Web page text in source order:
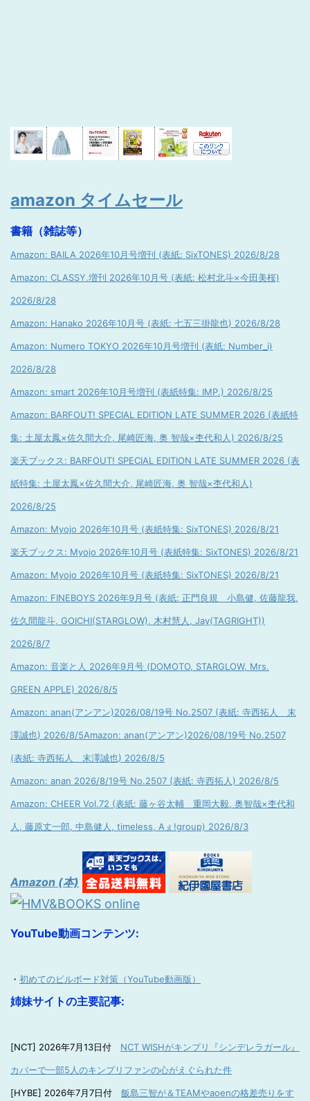
amazon タイムセール
書籍（雑誌等）
Amazon: BAILA 2026年10月号増刊 (表紙: SixTONES) 2026/8/28
Amazon: CLASSY.増刊 2026年10月号 (表紙: 松村北斗×今田美桜)
2026/8/28
Amazon: Hanako 2026年10月号 (表紙: 七五三掛龍也) 2026/8/28
Amazon: Numero TOKYO 2026年10月号増刊 (表紙: Number_i)
2026/8/28
Amazon: smart 2026年10月号増刊 (表紙特集: IMP.) 2026/8/25
Amazon: BARFOUT! SPECIAL EDITION LATE SUMMER 2026 (表紙特
集: 土屋太鳳×佐久間大介, 尾崎匠海, 奥 智哉×杢代和人) 2026/8/25
楽天ブックス: BARFOUT! SPECIAL EDITION LATE SUMMER 2026 (表
紙特集: 土屋太鳳×佐久間大介, 尾崎匠海, 奥 智哉×杢代和人)
2026/8/25
Amazon: Myojo 2026年10月号 (表紙特集: SixTONES) 2026/8/21
楽天ブックス: Myojo 2026年10月号 (表紙特集: SixTONES) 2026/8/21
Amazon: Myojo 2026年10月号 (表紙特集: SixTONES) 2026/8/21
Amazon: FINEBOYS 2026年9月号 (表紙: 正門良規 小島健, 佐藤龍我,
佐久間龍斗, GOICHI(STARGLOW), 木村慧人, Jay(TAGRIGHT))
2026/8/7
Amazon: 音楽と人 2026年9月号 (DOMOTO, STARGLOW, Mrs.
GREEN APPLE) 2026/8/5
Amazon: anan(アンアン)2026/08/19号 No.2507 (表紙: 寺西拓人 末
澤誠也) 2026/8/5Amazon: anan(アンアン)2026/08/19号 No.2507
(表紙: 寺西拓人 末澤誠也) 2026/8/5
Amazon: anan 2026/8/19号 No.2507 (表紙: 寺西拓人) 2026/8/5
Amazon: CHEER Vol.72 (表紙: 藤ヶ谷太輔 重岡大毅, 奥智哉×杢代和
人, 藤原丈一郎, 中島健人, timeless, Aぇ!group) 2026/8/3
Amazon (本)
YouTube動画コンテンツ:
・ 初めてのビルボード対策（YouTube動画版）
姉妹サイトの主要記事:
[NCT] 2026年7月13日付 NCT WISHがキンプリ『シンデレラガール』
カバーで一部5人のキンプリファンの心がえぐられた件
[HYBE] 2026年7月7日付 飯島三智が＆TEAMやaoenの格差売りをす